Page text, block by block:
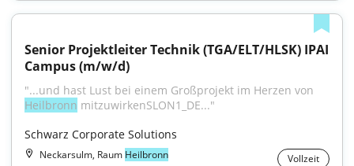
Senior Projektleiter Technik (TGA/ELT/HLSK) IPAI
Campus (m/w/d)
Heilbronn mitzuwirkenSLON1_DE..."
Schwarz Corporate Solutions
Neckarsulm, Raum Heilbronn Vollzeit